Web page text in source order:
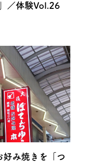
／体験Vol.26
好み焼きを「つ